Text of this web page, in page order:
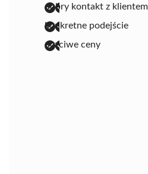
dobry kontakt z klientem
konkretne podejście
uczciwe ceny